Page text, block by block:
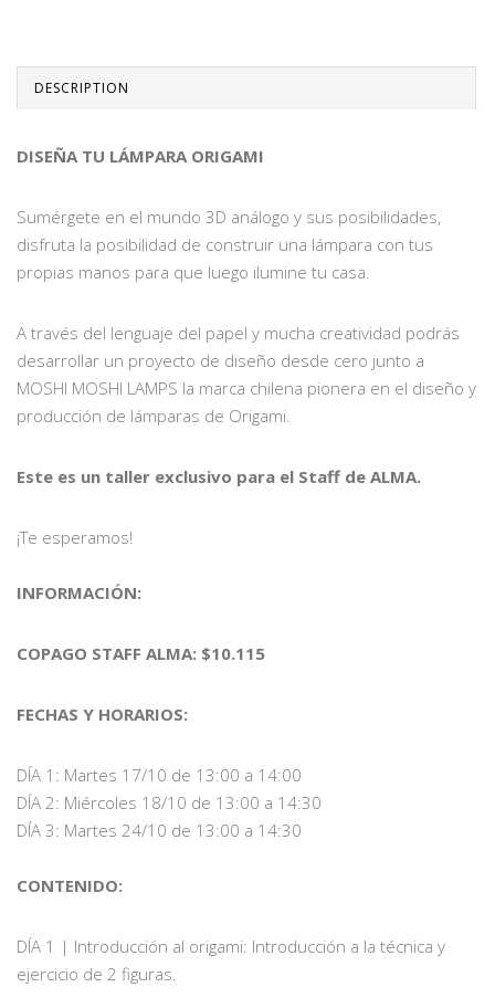
DESCRIPTION
DISEÑA TU LÁMPARA ORIGAMI
Sumérgete en el mundo 3D análogo y sus posibilidades,
disfruta la posibilidad de construir una lámpara con tus
propias manos para que luego ilumine tu casa.
A través del lenguaje del papel y mucha creatividad podrás
desarrollar un proyecto de diseño desde cero junto a
MOSHI MOSHI LAMPS la marca chilena pionera en el diseño y
producción de lámparas de Origami.
Este es un taller exclusivo para el Staff de ALMA.
¡Te esperamos!
INFORMACIÓN:
COPAGO STAFF ALMA: $10.115
FECHAS Y HORARIOS:
DÍA 1: Martes 17/10 de 13:00 a 14:00
DÍA 2: Miércoles 18/10 de 13:00 a 14:30
DÍA 3: Martes 24/10 de 13:00 a 14:30
CONTENIDO:
DÍA 1 | Introducción al origami: Introducción a la técnica y
ejercicio de 2 figuras.